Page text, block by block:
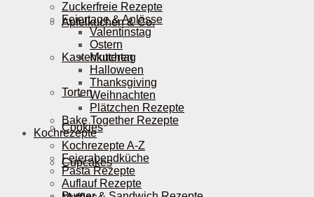
Apfelkuchen & Co.
Kastenkuchen
Torten
Cookies
Cupcakes
Zuckerfreie Rezepte
Feiertage & Anlässe
Valentinstag
Ostern
Muttertag
Halloween
Thanksgiving
Weihnachten
Plätzchen Rezepte
Bake Together Rezepte
Kochrezepte
Kochrezepte A-Z
Feierabendküche
Pasta Rezepte
Auflauf Rezepte